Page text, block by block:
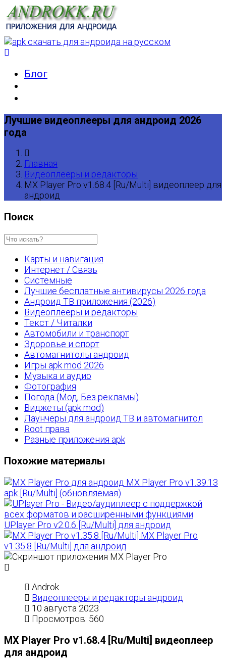
Блог
Лучшие видеоплееры для андроид 2026
года
Главная
Видеоплееры и редакторы
MX Player Pro v1.68.4 [Ru/Multi] видеоплеер для
андроид
Поиск
Карты и навигация
Интернет / Связь
Системные
Лучшие бесплатные антивирусы 2026 года
Андроид ТВ приложения (2026)
Видеоплееры и редакторы
Текст / Читалки
Автомобили и транспорт
Здоровье и спорт
Автомагнитолы андроид
Игры apk mod 2026
Музыка и аудио
Фотография
Погода (Мод, Без рекламы)
Виджеты (apk mod)
Лаунчеры для андроид ТВ и автомагнитол
Root права
Разные приложения apk
Похожие материалы
MX Player Pro v1.39.13
apk [Ru/Multi] (обновляемая)
UPlayer Pro v2.0.6 [Ru/Multi] для андроид
MX Player Pro
v1.35.8 [Ru/Multi] для андроид
Androk
Видеоплееры и редакторы андроид
10 августа 2023
Просмотров: 560
MX Player Pro v1.68.4 [Ru/Multi] видеоплеер
для андроид